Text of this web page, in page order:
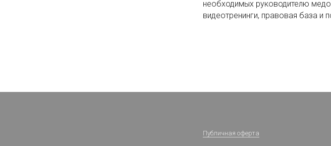
необходимых руководителю
видеотренинги, правовая база и
Публичная оферта